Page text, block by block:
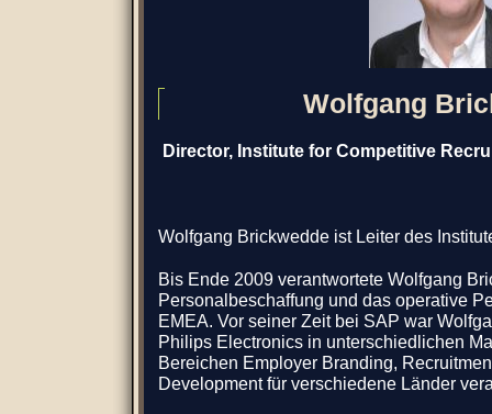
Wolfgang
Director, Institute for Competitive
Wolfgang Brickwedde ist Leiter des
BisEnde 2009 verantwortete Wolfgang
Personalbeschaffung und das operative
EMEA. Vor seiner Zeit bei SAP war
Philips Electronics in unterschiedlichen
Bereichen Employer Branding,
Development für verschiedene Länder